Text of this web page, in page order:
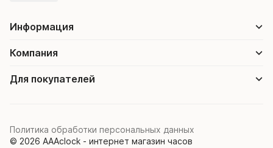
Информация
Компания
Для покупателей
© 2026 AAAclock - интернет магазин часов
Политика обработки персональных данных